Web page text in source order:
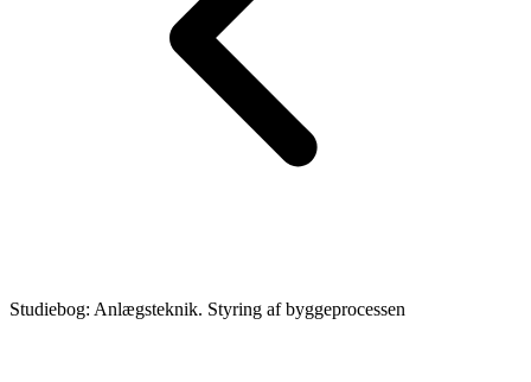
Studiebog: Anlægsteknik. Styring af byggeprocessen